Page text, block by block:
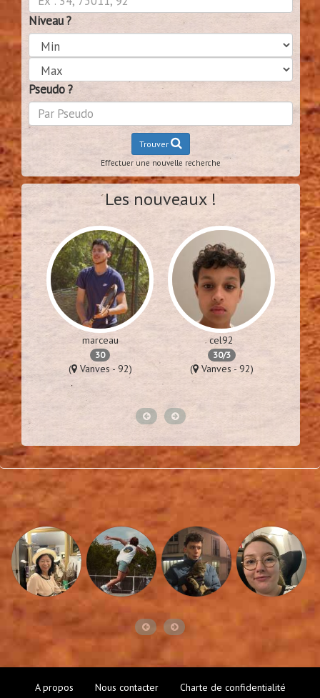
Niveau ?
Pseudo ?
Trouver
Effectuer une nouvelle recherche
Les nouveaux !
marceau
30
( Vanves - 92)
cel92
30/3
( Vanves - 92)
A propos Nous contacter Charte de confidentialité